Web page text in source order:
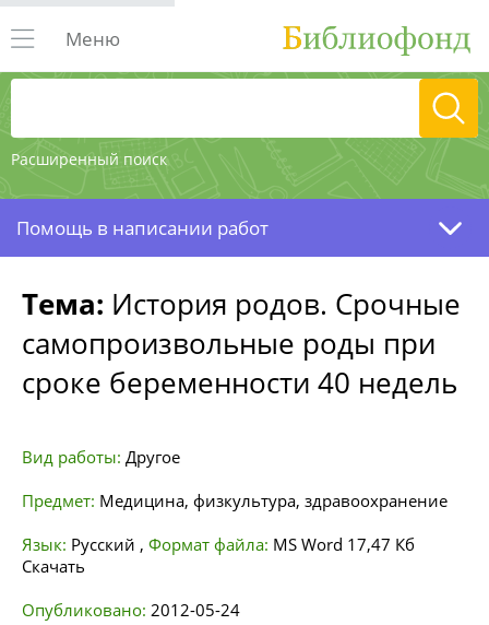
Расширенный поиск
Меню
Помощь в написании работ
Тема: История родов. Срочные
самопроизвольные роды при
сроке беременности 40 недель
Вид работы: Другое
Предмет: Медицина, физкультура, здравоохранение
Язык: Русский , Формат файла: MS Word 17,47 Кб
Скачать
Опубликовано: 2012-05-24